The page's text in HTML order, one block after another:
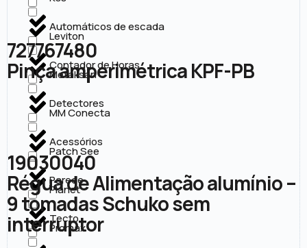
Automáticos de escada
Contador de Horas
Detectores
Acessórios
Parede
Tecto
Leviton
Metaksan
MM Conecta
Patch See
Planet
Promax
727767480
Pinça amperimétrica KPF-PB
19030040
Régua de Alimentação alumínio –
9 tomadas Schuko sem
interruptor